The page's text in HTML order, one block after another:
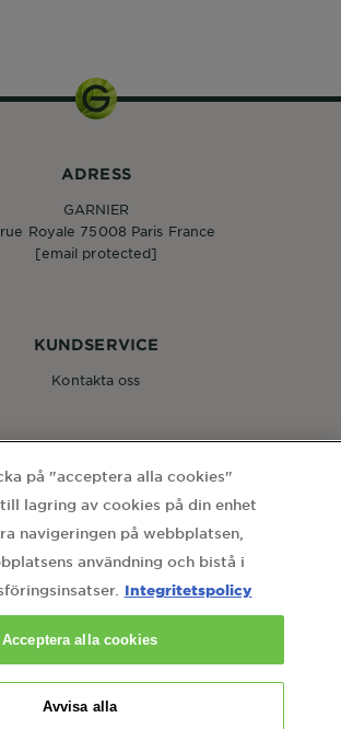
WEBBPLATSLÄNKAR
användarvillkor
KUNDSERVICE
Kontakta oss
ADRESS
GARNIER
Royale 75008 Paris France
[email protected]
på "acceptera alla cookies"
lagring av cookies på din enhet
navigeringen på webbplatsen,
användning och bistå i
Integritetspolicy
Avvisa alla
Acceptera alla cookies